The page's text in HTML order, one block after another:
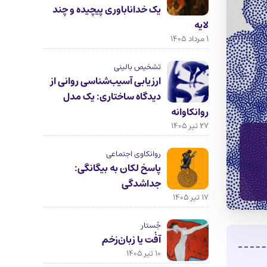
یک خداناباوری پیچیده و چند
لایه
۱ مرداد ۱۴۰۵
تشخیص بالینی
ارزیابی آسیب‌شناسی روانی از
دیدگاه ساختاری: یک مدل
روانکاوانه
۲۷ تیر ۱۴۰۵
روانکاوی اجتماعی
پاسخ لکان به بیگانگی:
جداشدگی
۱۷ تیر ۱۴۰۵
جُستار
آفْت یا زبانْ‌زخم
۱۰ تیر ۱۴۰۵